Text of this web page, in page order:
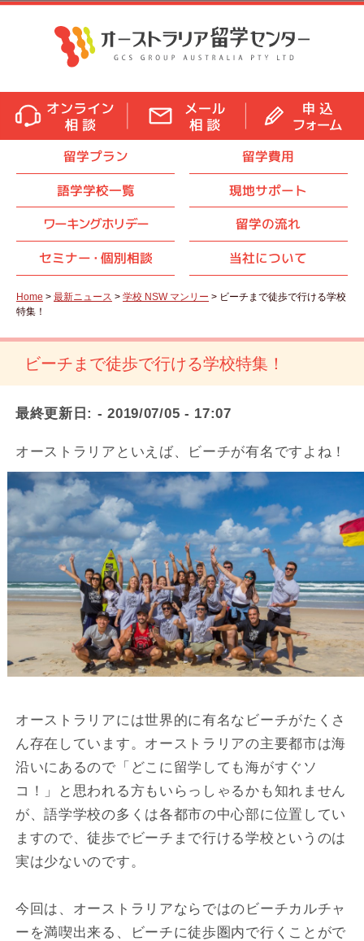
留学プラン
留学費用
語学学校一覧
現地サポート
ワーキングホリデー
留学の流れ
セミナー・ 個別相談 当社について
Home > 最新ニュース > 学校 NSW マンリー > ビーチまで徒歩で行ける学校
特集！
ビーチまで徒歩で行ける学校特集！
最終更新日: - 2019/07/05 - 17:07
オーストラリアといえば、ビーチが有名ですよね！
オーストラリアには世界的に有名なビーチがたくさ
ん存在しています。オーストラリアの主要都市は海
沿いにあるので「どこに留学しても海がすぐソ
コ！」と思われる方もいらっしゃるかも知れません
が、語学学校の多くは各都市の中心部に位置してい
ますので、徒歩でビーチまで行ける学校というのは
実は少ないのです。
今回は、オーストラリアならではのビーチカルチャ
ーを満喫出来る、ビーチに徒歩圏内で行くことがで